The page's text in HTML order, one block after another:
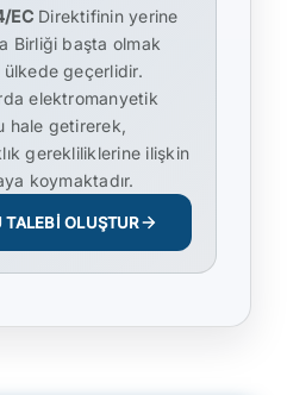
ECDirektifinin yerine
Birliği başta olmak
ülkede geçerlidir.
elektromanyetik
hale getirerek,
gerekliliklerine ilişkin
koymaktadır.
TALEBİ OLUŞTUR